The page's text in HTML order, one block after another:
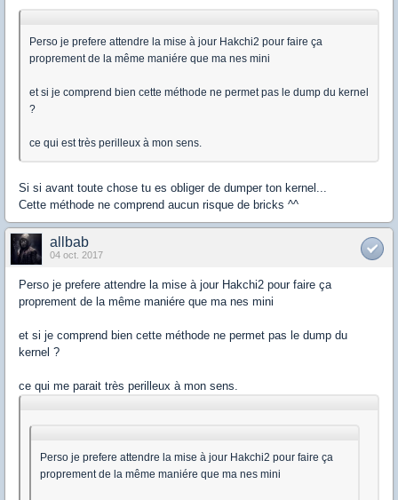
Perso je prefere attendre la mise à jour Hakchi2 pour faire ça
proprement de la même maniére que ma nes mini
et si je comprend bien cette méthode ne permet pas le dump du kernel
?
ce qui est très perilleux à mon sens.
Si si avant toute chose tu es obliger de dumper ton kernel...
Cette méthode ne comprend aucun risque de bricks ^^
allbab
04 oct. 2017
Perso je prefere attendre la mise à jour Hakchi2 pour faire ça
proprement de la même maniére que ma nes mini
et si je comprend bien cette méthode ne permet pas le dump du
kernel ?
ce qui me parait très perilleux à mon sens.
Perso je prefere attendre la mise à jour Hakchi2 pour faire ça
proprement de la même maniére que ma nes mini